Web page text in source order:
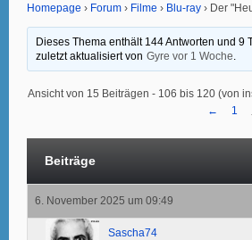
Homepage › Forum › Filme › Blu-ray › Der
Dieses Thema enthält 144 Antworten und 9
zuletzt aktualisiert von Gyre vor 1 Woche
Ansicht von 15 Beiträgen - 106 bis 120 (von
←
1
Beiträge
6. November 2025 um 09:49
Sascha74